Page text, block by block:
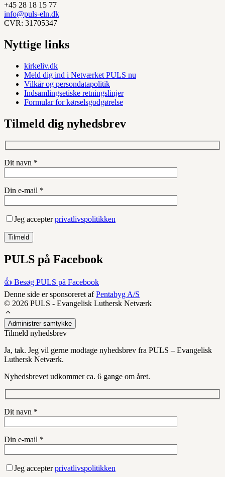
+45 28 18 15 77
info@puls-eln.dk
CVR: 31705347
Nyttige links
kirkeliv.dk
Meld dig ind i Netværket PULS nu
Vilkår og persondatapolitik
Indsamlingsetiske retningslinjer
Formular for kørselsgodgørelse
Tilmeld dig nyhedsbrev
Dit navn *
Din e-mail *
Jeg accepterprivatlivspolitikken
PULS på Facebook
👍 Besøg PULS på Facebook
Denne side er sponsoreret afPentabyg A/S
© 2026 PULS - Evangelisk Luthersk Netværk
Administrer samtykke
Tilmeld nyhedsbrev
Ja, tak. Jeg vil gerne modtage nyhedsbrev fra PULS – Evangelisk
Luthersk Netværk.
Nyhedsbrevet udkommer ca. 6 gange om året.
Dit navn *
Din e-mail *
Jeg accepterprivatlivspolitikken